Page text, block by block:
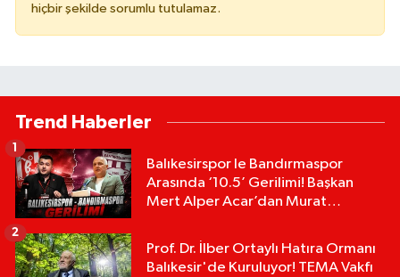
hiçbir şekilde sorumlu tutulamaz.
Trend Haberler
Balıkesirspor le Bandırmaspor
Arasında ‘10.5’ Gerilimi! Başkan
Mert Alper Acar’dan Murat
1
Prof. Dr. İlber Ortaylı Hatıra Ormanı
Balıkesir'de Kuruluyor! TEMA Vakfı
2